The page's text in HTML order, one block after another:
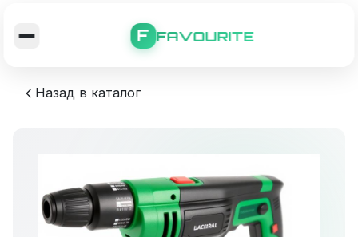
F FAVOURITE
Назад в каталог